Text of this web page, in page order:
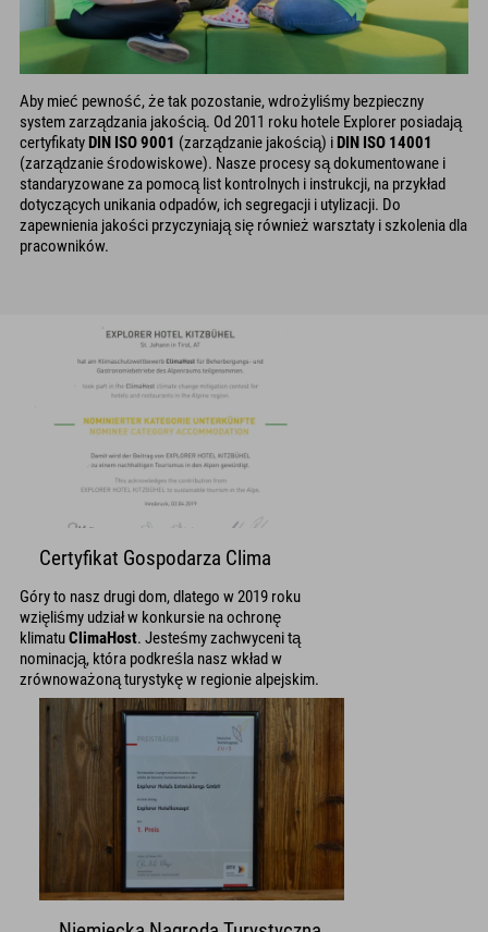
Aby mieć pewność, że tak pozostanie, wdrożyliśmy bezpieczny
system zarządzania jakością. Od 2011 roku hotele Explorer posiadają
certyfikatyDIN ISO 9001 (zarządzanie jakością) iDIN ISO 14001
(zarządzanie środowiskowe). Nasze procesy są dokumentowane i
standaryzowane za pomocą list kontrolnych i instrukcji, na przykład
dotyczących unikania odpadów, ich segregacji i utylizacji. Do
zapewnienia jakości przyczyniają się również warsztaty i szkolenia dla
pracowników.
Certyfikat Gospodarza Clima
Góry to nasz drugi dom, dlatego w 2019 roku
wzięliśmy udział w konkursie na ochronę
klimatuClimaHost. Jesteśmy zachwyceni tą
nominacją, która podkreśla nasz wkład w
zrównoważoną turystykę w regionie alpejskim.